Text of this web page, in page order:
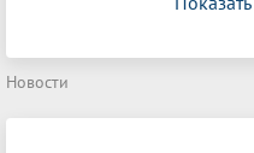
Новости